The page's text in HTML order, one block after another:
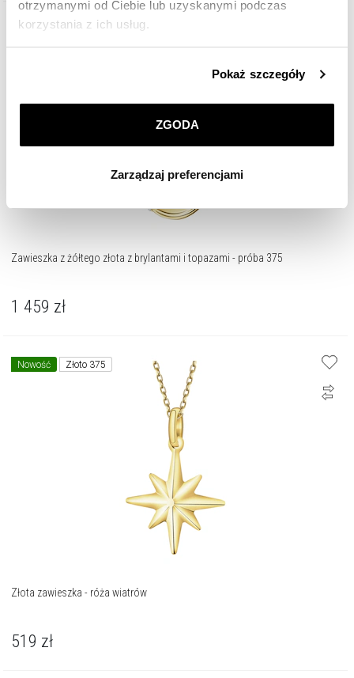
otrzymanymi od Ciebie lub uzyskanymi podczas
korzystania z ich usług.
przez nas plików cookie znajdziesz wPolityce
korzystamy. Możesz również wybrać jaki rodzaj plików
Zarządzaj preferencjami. W każdej chwili możesz
Pokaż szczegóły
ZGODA
Zarządzaj preferencjami
Nowość Złoto 375
Zawieszka z żółtego złota z brylantami i topazami - próba 375
1 459 zł
Nowość Złoto 375
Złota zawieszka - róża wiatrów
519 zł